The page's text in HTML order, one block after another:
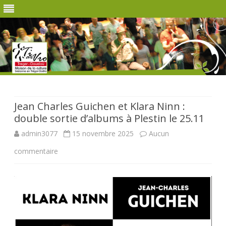
Jean Charles Guichen et Klara Ninn :
double sortie d’albums à Plestin le 25.11
admin3077 15 novembre 2025
Aucun
commentaire
Guichen
et